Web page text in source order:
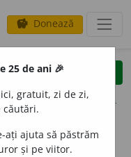
savings Donează
clear
opțiuni
25 de ani 🎉
gratuit, zi de zi,
căutări.
ați ajuta să păstrăm
și pe viitor.